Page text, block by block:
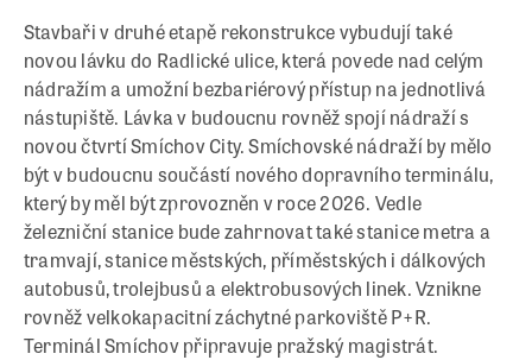
Stavbaři v druhé etapě rekonstrukce vybudují také
novou lávku do Radlické ulice, která povede nad celým
nádražím a umožní bezbariérový přístup na jednotlivá
nástupiště. Lávka v budoucnu rovněž spojí nádraží s
novou čtvrtí Smíchov City. Smíchovské nádraží by mělo
být v budoucnu součástí nového dopravního terminálu,
který by měl být zprovozněn v roce 2026. Vedle
železniční stanice bude zahrnovat také stanice metra a
tramvají, stanice městských, příměstských i dálkových
autobusů, trolejbusů a elektrobusových linek. Vznikne
rovněž velkokapacitní záchytné parkoviště P+R.
Terminál Smíchov připravuje pražský magistrát.